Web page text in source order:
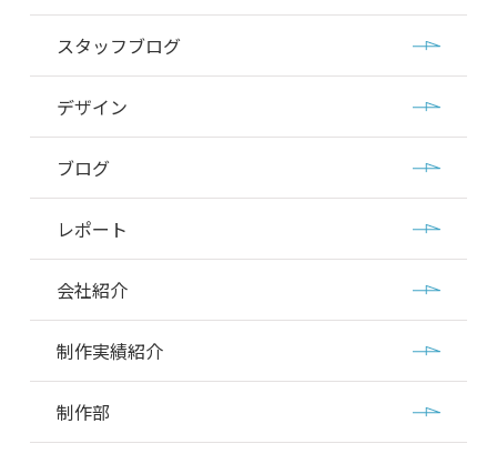
スタッフブログ
デザイン
ブログ
レポート
会社紹介
制作実績紹介
制作部